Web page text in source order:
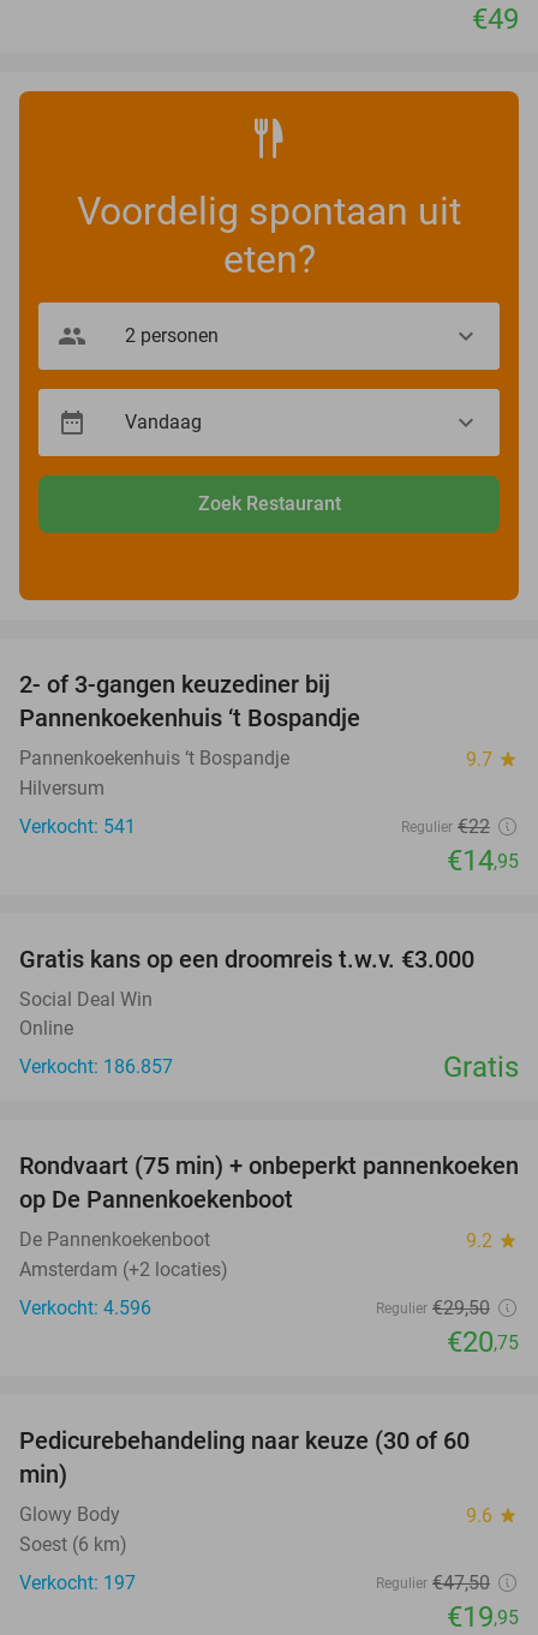
€49
Voordelig spontaan uit
eten?
Zoek Restaurant
2- of 3-gangen keuzediner bij
Pannenkoekenhuis ‘t Bospandje
Pannenkoekenhuis ‘t Bospandje 9.7 star
Hilversum
Verkocht: 541
Regulier €22
€14,95
Gratis kans op een droomreis t.w.v. €3.000
Social Deal Win
Online
Verkocht: 186.857
Gratis
30%
Rondvaart (75 min) + onbeperkt pannenkoeken
op De Pannenkoekenboot
De Pannenkoekenboot 9.2 star
Amsterdam (+2 locaties)
Verkocht: 4.596
Regulier €29,50
€20,75
58%
Pedicurebehandeling naar keuze (30 of 60
min)
Glowy Body 9.6 star
Soest (6 km)
Verkocht: 197
Regulier €47,50
€19,95